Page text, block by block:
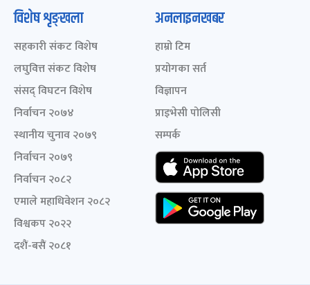
विशेष शृङ्खला
सहकारी संकट विशेष
लघुवित्त संकट विशेष
संसद् विघटन विशेष
निर्वाचन २०७४
स्थानीय चुनाव २०७९
निर्वाचन २०७९
निर्वाचन २०८२
एमाले महाधिवेशन २०८२
विश्वकप २०२२
दशैं-बसैं २०८१
अनलाइनखबर
हाम्रो टिम
प्रयोगका सर्त
विज्ञापन
प्राइभेसी पोलिसी
सम्पर्क